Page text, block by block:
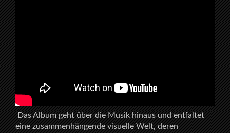
Das Album geht über die Musik hinaus und entfaltet
eine zusammenhängende visuelle Welt, deren